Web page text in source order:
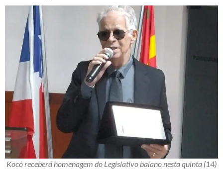
Kocó receberá homenagem do Legislativo baiano nesta quinta (14)